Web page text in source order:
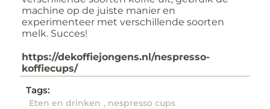
machine op de juiste manier en
experimenteer met verschillende soorten
melk. Succes!
https://dekoffiejongens.nl/nespresso-
koffiecups/
Tags:
Eten en drinken , nespresso cups